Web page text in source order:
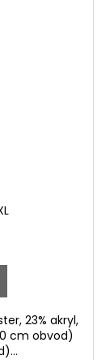
23% akryl,
cm obvod)